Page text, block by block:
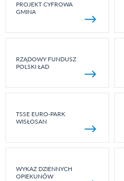
PROJEKT CYFROWA
GMINA
RZĄDOWY FUNDUSZ
POLSKI ŁAD
TSSE EURO-PARK
WISŁOSAN
WYKAZ DZIENNYCH
OPIEKUNÓW